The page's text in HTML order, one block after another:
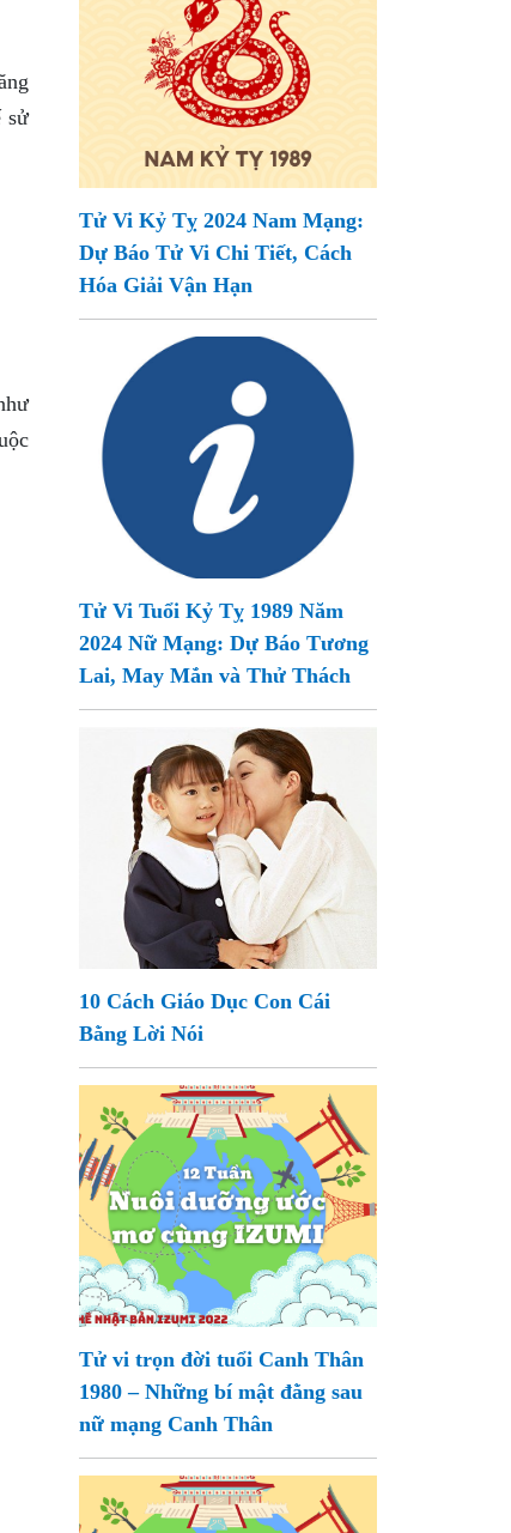
sử
Tử Vi Kỷ Tỵ 2024 Nam Mạng:
Dự Báo Tử Vi Chi Tiết, Cách
Hóa Giải Vận Hạn
Tử Vi Tuổi Kỷ Tỵ 1989 Năm
2024 Nữ Mạng: Dự Báo Tương
Lai, May Mắn và Thử Thách
10 Cách Giáo Dục Con Cái
Bằng Lời Nói
Tử vi trọn đời tuổi Canh Thân
1980 – Những bí mật đằng sau
nữ mạng Canh Thân